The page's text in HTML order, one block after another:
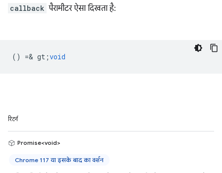
callback पैरामीटर ऐसा दिखता है:
() =& gt;void
रिटर्न
Promise<void>
Chrome 117 या इसके बाद का वर्शन